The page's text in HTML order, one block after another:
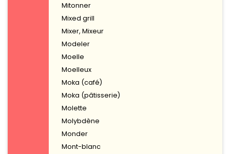
Mitonner
Mixed grill
Mixer, Mixeur
Modeler
Moelle
Moelleux
Moka (café)
Moka (pâtisserie)
Molette
Molybdène
Monder
Mont-blanc